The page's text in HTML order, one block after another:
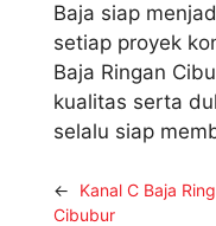
Baja siap
setiap proyek
Baja Ringan
kualitas serta
selalu siap
←
Kanal C Baja
Cibubur